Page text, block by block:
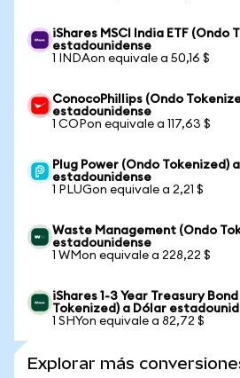
iShares MSCI India ETF (Ondo
estadounidense
1 INDAon equivale a 50,16 $
ConocoPhillips (Ondo
estadounidense
1 COPon equivale a 117,63 $
Plug Power (Ondo Tokenized)
estadounidense
1 PLUGon equivale a 2,21 $
Waste Management (Ondo
estadounidense
1 WMon equivale a 228,22 $
iShares 1-3 Year Treasury
Tokenized) a Dólar
1 SHYon equivale a 82,72 $
Explorar más